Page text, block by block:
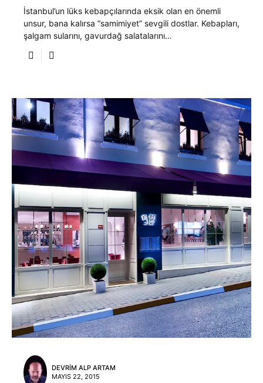
İstanbul’un lüks kebapçılarında eksik olan en önemli
unsur, bana kalırsa “samimiyet” sevgili dostlar. Kebapları,
şalgam sularını, gavurdağ salatalarını…
DEVRIM ALP ARTAM
MAYIS 22, 2015